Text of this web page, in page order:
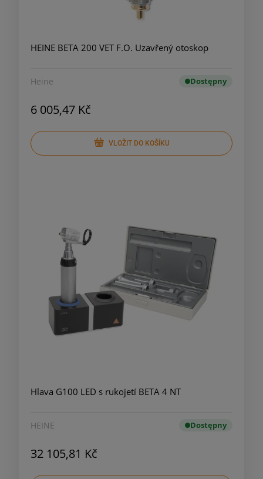
HEINE BETA 200 VET F.O. Uzavřený otoskop
Heine Dostępny
6 005,47 Kč
VLOŽIT DO KOŠÍKU
Hlava G100 LED s rukojetí BETA 4 NT
HEINE Dostępny
32 105,81 Kč